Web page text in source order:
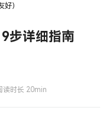
）
步详细指南
读时长 20min